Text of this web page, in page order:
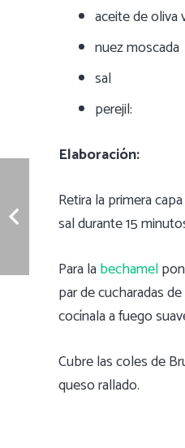
aceite de oliva
nuez moscada
sal
perejil:
Elaboración:
Retira la primera
sal durante 15
Para labechamel
par de cucharadas
cocínala a fuego
Cubre las coles de
queso rallado.